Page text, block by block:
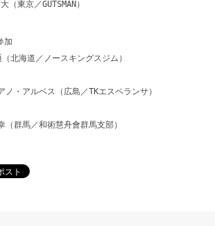
／GUTSMAN）
加
道／ノースキングスジム）
アルベス（広島／TKエスペランサ）
／和術慧舟會群馬支部）